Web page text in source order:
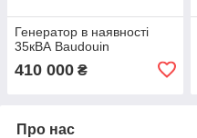
Генератор в наявності
35кВА Baudouin
410 000 ₴
Про нас